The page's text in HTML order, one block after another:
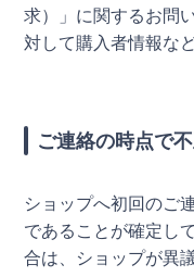
求）」に関するお問
対して購入者情報な
ご連絡の時点で
ショップへ初回のご
であることが確定し
合は、ショップが異